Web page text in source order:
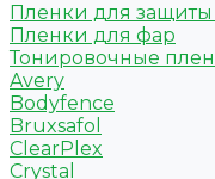
Пленки для защиты
Пленки для фар
Тонировочные
Avery
Bodyfence
Bruxsafol
ClearPlex
Crystal